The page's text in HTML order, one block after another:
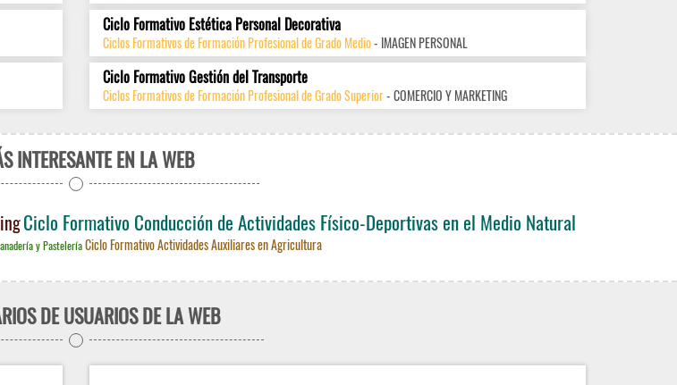
Ciclo Formativo Estética Personal Decorativa
Ciclos Formativos de Formación Profesional de Grado Medio- IMAGEN PERSONAL
Ciclo Formativo Gestión del Transporte
Ciclos Formativos de Formación Profesional de Grado Superior- COMERCIO Y MARKETING
INTERESANTE EN LA WEB
Ciclo Formativo Conducción de Actividades Físico-Deportivas en el Medio Natural
y Pastelería Ciclo Formativo Actividades Auxiliares en Agricultura
DE USUARIOS DE LA WEB